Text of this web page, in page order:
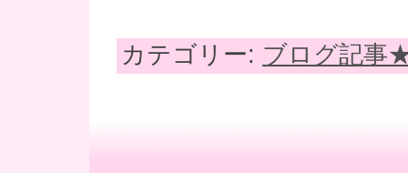
カテゴリー: ブログ記事